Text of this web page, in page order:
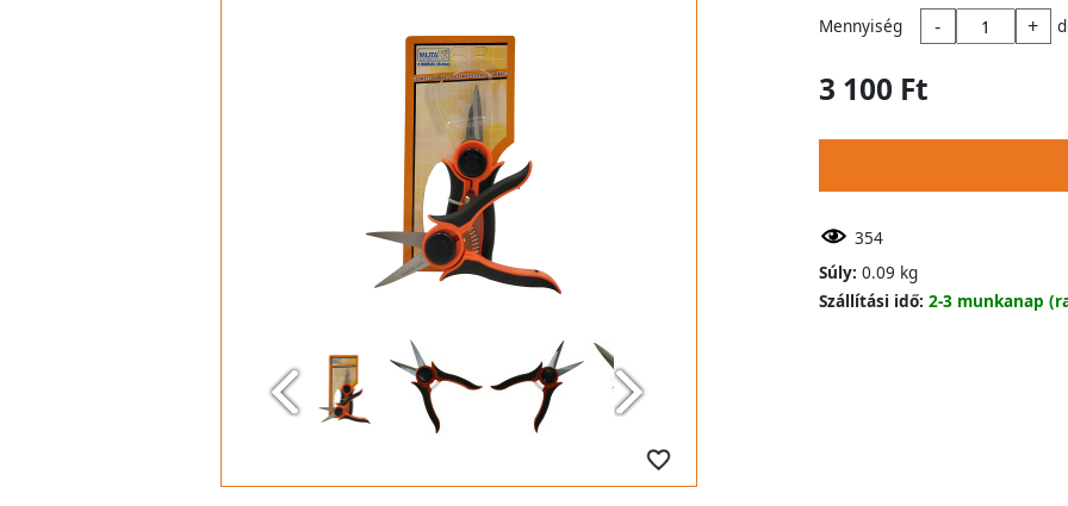
Mennyiség - +
3 100 Ft
354
Súly: 0.09 kg
Szállítási idő: 2-3 munkanap